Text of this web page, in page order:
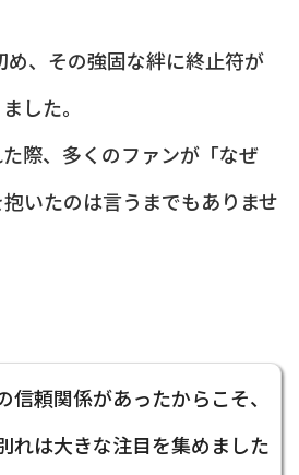
め、その強固な絆に終止符が
した。
際、多くのファンが「なぜ
いたのは言うまでもありませ
信頼関係があったからこそ、
れは大きな注目を集めました